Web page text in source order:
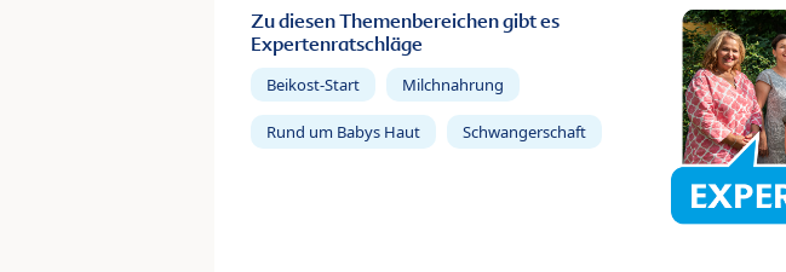
Zu diesen Themenbereichen gibt es
Expertenratschläge
Beikost-Start Milchnahrung
Rund um Babys Haut Schwangerschaft